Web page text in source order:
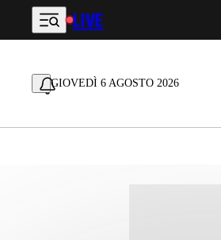
Vai al contenuto principale
LIVE
GIOVEDÌ 6 AGOSTO 2026